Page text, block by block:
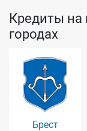
Кредиты на
городах
Брест